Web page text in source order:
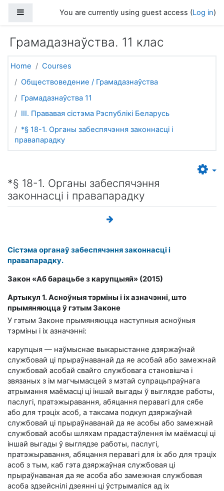
Side panelYou are currently using guest access (Log in)
Грамадазнаўства. 11 клас
Home
Courses
Обществоведение / Грамадазнаўства
Грамадазнаўства 11
III. Прававая сістэма Рэспублікі Беларусь
*§ 18-1. Органы забеспячэння законнасці і
правапарадку
*§ 18-1. Органы забеспячэння
законнасці і правапарадку
Сістэма органаў забеспячэння законнасці і
правапарадку.
Закон «Аб барацьбе з карупцыяй» (2015)
Артыкул 1. Асноўныя тэрміны і іх азначэнні, што
прымяняюцца ў гэтым Законе
У гэтым Законе прымяняюцца наступныя асноўныя
тэрміны і іх азначэнні:
карупцыя — наўмыснае выкарыстанне дзяржаўнай
службовай ці прыраўнаванай да яе асобай або замежнай
службовай асобай свайго службовага становішча і
звязаных з ім магчымасцей з мэтай супрацьпраўнага
атрымання маёмасці ці іншай выгады ў выглядзе работы,
паслугі, пратэжыравання, абяцання перавагі для сябе
або для трэціх асоб, а таксама подкуп дзяржаўнай
службовай ці прыраўнаванай да яе асобы або замежнай
службовай асобы шляхам прадастаўлення ім маёмасці ці
іншай выгады ў выглядзе работы, паслугі,
пратэжыравання, абяцання перавагі для іх або для трэціх
асоб з тым, каб гэта дзяржаўная службовая ці
прыраўнаваная да яе асоба або замежная службовая
асоба здзейснілі дзеянні ці ўстрымаліся ад іх